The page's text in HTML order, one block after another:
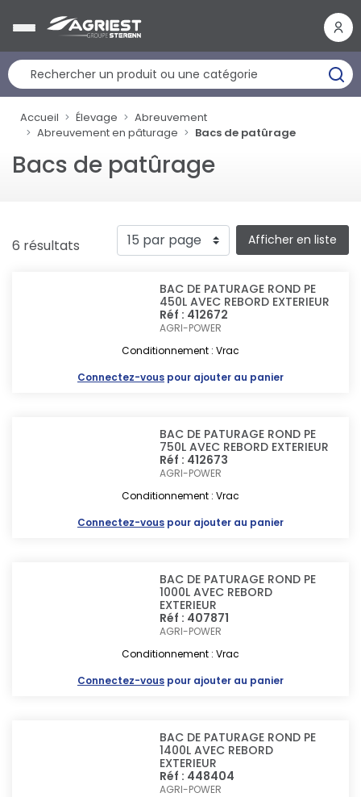
Accueil Élevage
Abreuvement
Abreuvement en pâturage
Bacs de patûrage
Bacs de patûrage
6 résultats Afficher en liste
BAC DE PATURAGE ROND PE
450L AVEC REBORD EXTERIEUR
Réf : 412672
AGRI-POWER
Conditionnement : Vrac
Connectez-vous pour ajouter au panier
BAC DE PATURAGE ROND PE
750L AVEC REBORD EXTERIEUR
Réf : 412673
AGRI-POWER
Conditionnement : Vrac
Connectez-vous pour ajouter au panier
BAC DE PATURAGE ROND PE
1000L AVEC REBORD
EXTERIEUR
Réf : 407871
AGRI-POWER
Conditionnement : Vrac
Connectez-vous pour ajouter au panier
BAC DE PATURAGE ROND PE
1400L AVEC REBORD
EXTERIEUR
Réf : 448404
AGRI-POWER